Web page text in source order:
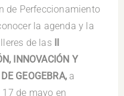
de Perfeccionamiento
la agenda y la
de las
INNOVACIÓN Y
GEOGEBRA, a
de mayo en